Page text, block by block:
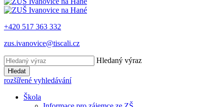
+420 517 363 332
zus.ivanovice@tiscali.cz
Hledaný výraz
Hledat
rozšířené vyhledávání
Škola